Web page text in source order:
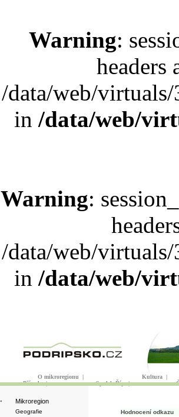
Warning:
headers
/data/web/
in /data/web/
Warning:
/data/web/
in /data/web/
O mikroregionu | Kultura |
Příroda| Spolek Říp|
· Mikroregion
Geografie
Hodnocení odkazu